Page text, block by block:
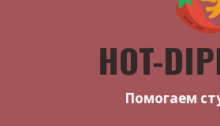
HOT-
Помогаем